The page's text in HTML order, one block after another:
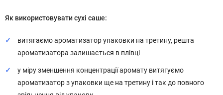
Як використовувати сухі саше:
витягаємо ароматизатор упаковки на третину, решта
ароматизатора залишається в плівці
у міру зменшення концентрації аромату витягуємо
ароматизатор з упаковки ще на третину і так до повного